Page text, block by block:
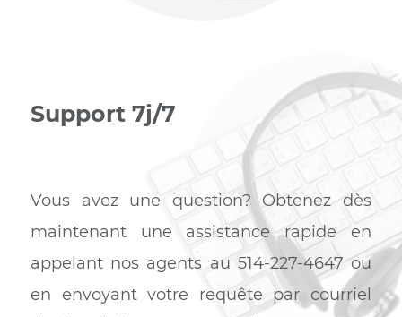
Profiter du trio